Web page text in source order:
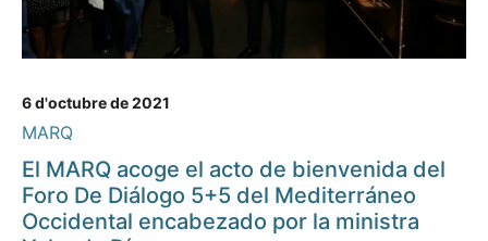
6 d'octubre de 2021
MARQ
El MARQ acoge el acto de bienvenida del
Foro De Diálogo 5+5 del Mediterráneo
Occidental encabezado por la ministra